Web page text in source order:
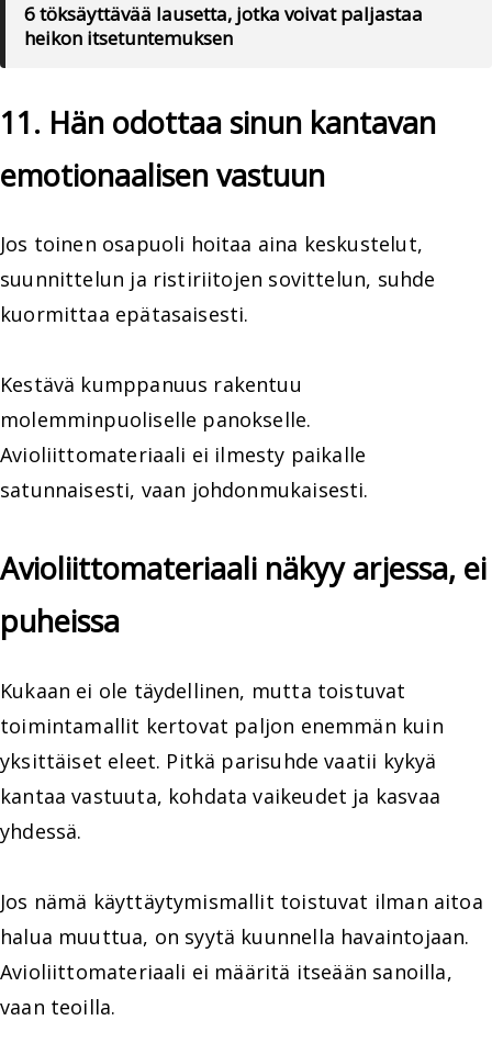
6 töksäyttävää lausetta, jotka voivat paljastaa
heikon itsetuntemuksen
11. Hän odottaa sinun kantavan
emotionaalisen vastuun
Jos toinen osapuoli hoitaa aina keskustelut,
suunnittelun ja ristiriitojen sovittelun, suhde
kuormittaa epätasaisesti.
Kestävä kumppanuus rakentuu
molemminpuoliselle panokselle.
Avioliittomateriaali ei ilmesty paikalle
satunnaisesti, vaan johdonmukaisesti.
Avioliittomateriaali näkyy arjessa, ei
puheissa
Kukaan ei ole täydellinen, mutta toistuvat
toimintamallit kertovat paljon enemmän kuin
yksittäiset eleet. Pitkä parisuhde vaatii kykyä
kantaa vastuuta, kohdata vaikeudet ja kasvaa
yhdessä.
Jos nämä käyttäytymismallit toistuvat ilman aitoa
halua muuttua, on syytä kuunnella havaintojaan.
Avioliittomateriaali ei määritä itseään sanoilla,
vaan teoilla.